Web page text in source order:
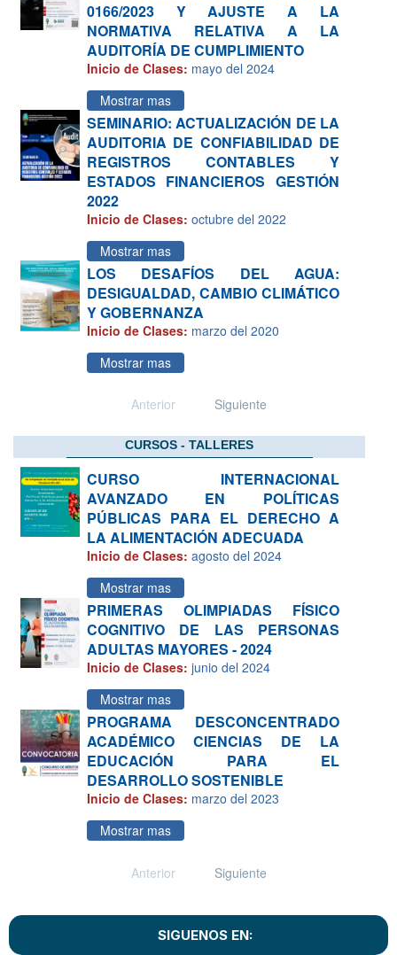
0166/2023 Y AJUSTE A LA
NORMATIVA RELATIVA A LA
AUDITORÍA DE CUMPLIMIENTO
Inicio de Clases: mayo del 2024
Mostrar mas
SEMINARIO: ACTUALIZACIÓN DE LA
AUDITORIA DE CONFIABILIDAD DE
REGISTROS CONTABLES Y
ESTADOS FINANCIEROS GESTIÓN
2022
Inicio de Clases: octubre del 2022
Mostrar mas
LOS DESAFÍOS DEL AGUA:
DESIGUALDAD, CAMBIO CLIMÁTICO
Y GOBERNANZA
Inicio de Clases: marzo del 2020
Mostrar mas
Anterior Siguiente
CURSOS - TALLERES
CURSO INTERNACIONAL
AVANZADO EN POLÍTICAS
PÚBLICAS PARA EL DERECHO A
LA ALIMENTACIÓN ADECUADA
Inicio de Clases: agosto del 2024
Mostrar mas
PRIMERAS OLIMPIADAS FÍSICO
COGNITIVO DE LAS PERSONAS
ADULTAS MAYORES - 2024
Inicio de Clases: junio del 2024
Mostrar mas
PROGRAMA DESCONCENTRADO
ACADÉMICO CIENCIAS DE LA
EDUCACIÓN PARA EL
DESARROLLO SOSTENIBLE
Inicio de Clases: marzo del 2023
Mostrar mas
Anterior Siguiente
SIGUENOS EN: